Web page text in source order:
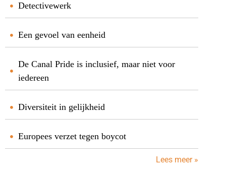
Detectivewerk
Een gevoel van eenheid
De Canal Pride is inclusief, maar niet voor
iedereen
Diversiteit in gelijkheid
Europees verzet tegen boycot
Lees meer »